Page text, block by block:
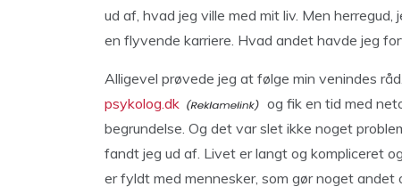
ud af, hvad jeg ville med mit liv. Men
en flyvende karriere. Hvad andet havde jeg
Alligevel prøvede jeg at følge min venindes
psykolog.dk
og fik en tid med
begrundelse. Og det var slet ikke noget
fandt jeg ud af. Livet er langt og kompliceret
er fyldt med mennesker, som gør noget